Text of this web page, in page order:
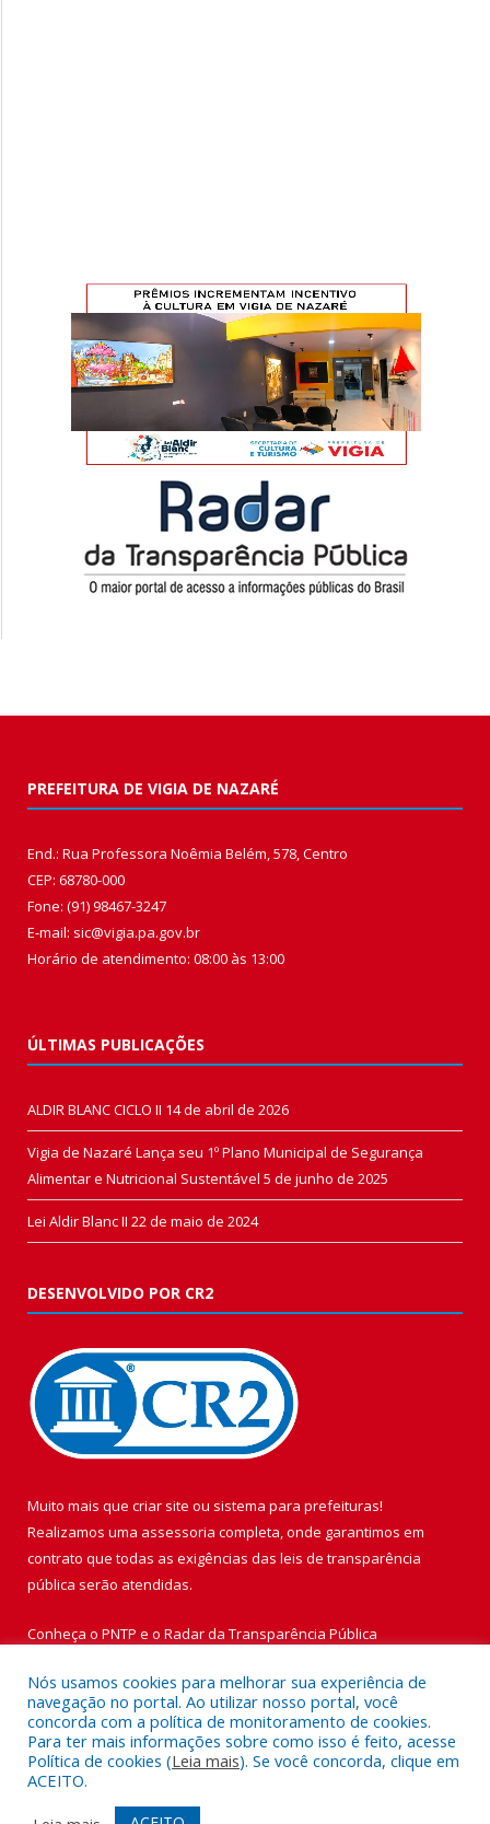
PREFEITURA DE VIGIA DE NAZARÉ
End.: Rua Professora Noêmia Belém, 578, Centro
CEP: 68780-000
Fone: (91) 98467-3247
E-mail: sic@vigia.pa.gov.br
Horário de atendimento: 08:00 às 13:00
ÚLTIMAS PUBLICAÇÕES
ALDIR BLANC CICLO II 14 de abril de 2026
Vigia de Nazaré Lança seu 1º Plano Municipal de Segurança
Alimentar e Nutricional Sustentável 5 de junho de 2025
Lei Aldir Blanc II 22 de maio de 2024
DESENVOLVIDO POR CR2
Muito mais que criar site ou sistema para prefeituras!
Realizamos uma assessoria completa, onde garantimos em
contrato que todas as exigências das leis de transparência
pública serão atendidas.
Conheça o PNTP e o Radar da Transparência Pública
Todos os direitos reservados a Prefeitura Municipal de Vigia de
Nazaré.
Nós usamos cookies para melhorar sua experiência de
navegação no portal. Ao utilizar nosso portal, você
concorda com a política de monitoramento de cookies.
Para ter mais informações sobre como isso é feito, acesse
Política de cookies (Leia mais). Se você concorda, clique em
ACEITO.